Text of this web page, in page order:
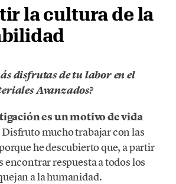
la cultura de la
disfrutas de tu labor en el
Avanzados?
es un motivo de vida
Disfruto mucho trabajar con las
he descubierto que, a partir
encontrar respuesta a todos los
a la humanidad.